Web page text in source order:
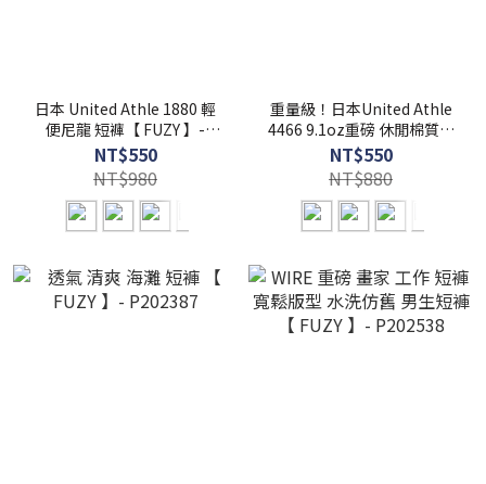
日本 United Athle 1880 輕
便尼龍 短褲【 FUZY 】-
UA1880
NT$550
NT$980
重量級！日本United Athle
4466 9.1oz重磅 休閒棉質短
褲 素面基本款 【 FUZY 】-
UA4466
NT$550
NT$880